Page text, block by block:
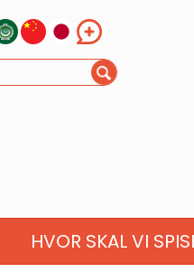
HVOR SKAL VI